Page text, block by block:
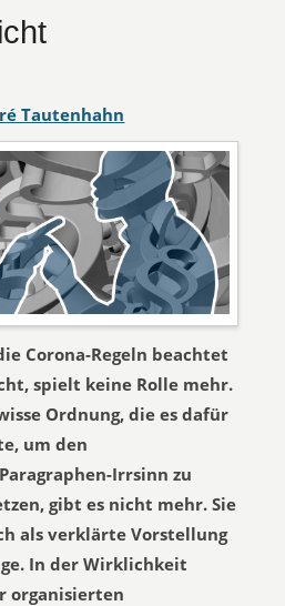
Tautenhahn
Corona-Regeln beachtet
spielt keine Rolle mehr.
Ordnung, die es dafür
um den
Irrsinn zu
gibt es nicht mehr. Sie
als verklärte Vorstellung
In der Wirklichkeit
organisierten